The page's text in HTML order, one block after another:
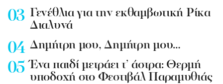
Γενέθλια για την εκθαμβωτική Ρίκα
Διαλυνά
Δημήτρη μου, Δημήτρη μου…
Ένα παιδί μετράει τ’ άστρα: Θερμή
υποδοχή στο Φεστιβάλ Παραμυθιάς